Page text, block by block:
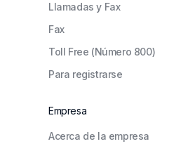
Llamadas y Fax
Fax
Toll Free (Número 800)
Para registrarse
Empresa
Acerca de la empresa